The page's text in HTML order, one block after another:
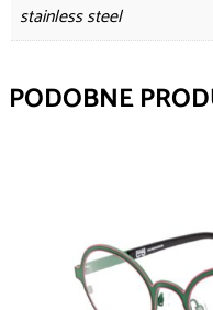
stainless steel
PODOBNE